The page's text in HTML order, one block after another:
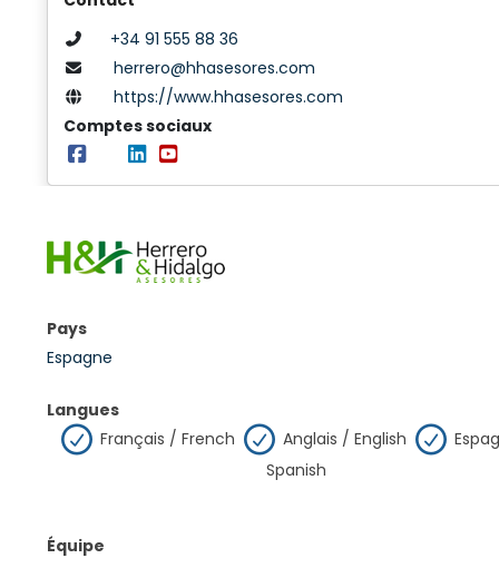
+34 91 555 88 36
herrero@hhasesores.com
https://www.hhasesores.com
Comptes sociaux
Pays
Espagne
Langues
Français / French
Anglais / English
Spanish
Équipe